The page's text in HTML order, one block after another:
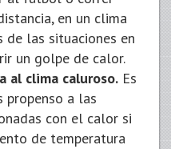
en un clima
de las situaciones en
un golpe de calor.
al clima caluroso. Es
propenso a las
con el calor si
de temperatura